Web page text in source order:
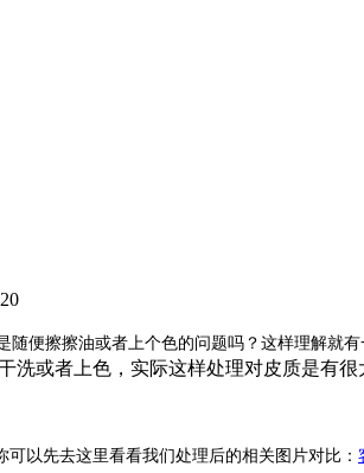
随便擦擦油或者上个色的问题吗？这样理解就
洗或者上色，实际这样处理对皮质是有很
以先去这里看看我们处理后的相关图片对比：